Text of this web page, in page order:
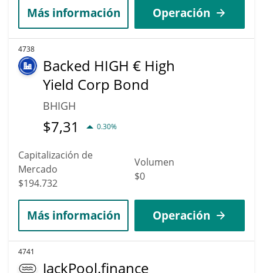
Más información Operación
4738
Backed HIGH € High
Yield Corp Bond
BHIGH
$7,31 0.30%
Capitalización de
Mercado
$194.732
Volumen
$0
Más información Operación
4741
JackPool.finance